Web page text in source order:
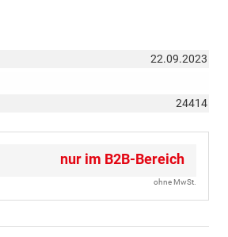
22.09.2023
24414
nur im B2B-Bereich
ohne MwSt.